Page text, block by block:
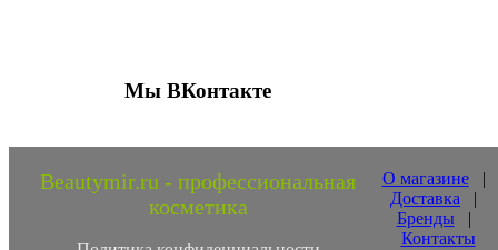
Мы ВКонтакте
Beautymir.ru - профессиональная
косметика
О магазине|
Доставка |
Бренды |
Контакты